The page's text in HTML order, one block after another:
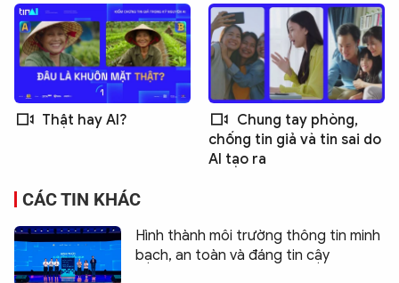
Thật hay AI?
Chung tay phòng,
chống tin giả và tin sai do
AI tạo ra
CÁC TIN KHÁC
Hình thành môi trường thông tin minh
bạch, an toàn và đáng tin cậy